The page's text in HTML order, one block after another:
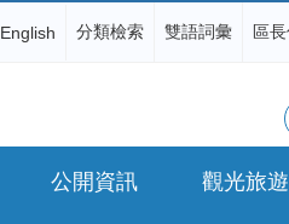
English 分類檢索 雙語詞彙 區
公開資訊 觀光旅遊